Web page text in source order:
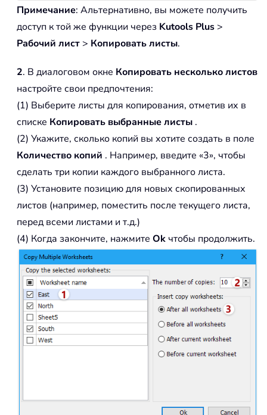
Примечание: Альтернативно, вы можете получить
доступ к той же функции через Kutools Plus >
Рабочий лист > Копировать листы.
2. В диалоговом окне Копировать несколько листов
настройте свои предпочтения:
(1) Выберите листы для копирования, отметив их в
списке Копировать выбранные листы .
(2) Укажите, сколько копий вы хотите создать в поле
Количество копий . Например, введите «3», чтобы
сделать три копии каждого выбранного листа.
(3) Установите позицию для новых скопированных
листов (например, поместить после текущего листа,
перед всеми листами и т.д.)
(4) Когда закончите, нажмите Ok чтобы продолжить.